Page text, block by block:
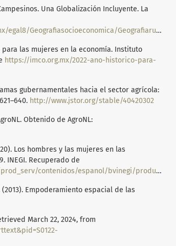
Una Globalización Incluyente. La
Geografiasocioeconomica/Geografiarural/05.pdf
para las mujeres en la economía. Instituto
https://imco.org.mx/2022-ano-historico-para-
gubernamentales hacia el sector agrícola:
http://www.jstor.org/stable/40420302
Obtenido de AgroNL:
Los hombres y las mujeres en las
INEGI. Recuperado de
espanol/bvinegi/productos/nueva_estruc/702825198664.pdf
Empoderamiento espacial de las
March 22, 2024, from